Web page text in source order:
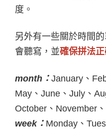
度。
另外有一些關於時間
會聽寫，並確保拼法
month ： January、
May、June、July、
October、November
week： Monday、